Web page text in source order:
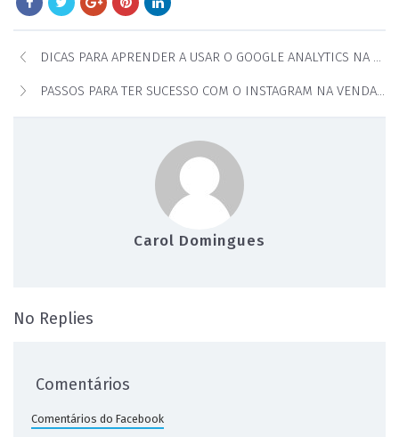
DICAS PARA APRENDER A USAR O GOOGLE ANALYTICS NA SUA IMOBILIÁRIA
PASSOS PARA TER SUCESSO COM O INSTAGRAM NA VENDA DE IMÓVEIS
Carol Domingues
No Replies
Comentários
Comentários do Facebook